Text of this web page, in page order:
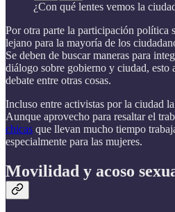
¿Con qué lentes vemos la
Por otra parte la participación política
lejano para la mayoría de los
Se deben de buscar maneras para
diálogo sobre gobierno y ciudad, esto
debate entre otras cosas.
Incluso entre activistas por la ciudad
Aunque aprovecho para resaltar el
chicas que llevan mucho tiempo
especialmente para las mujeres.
Movilidad y acoso